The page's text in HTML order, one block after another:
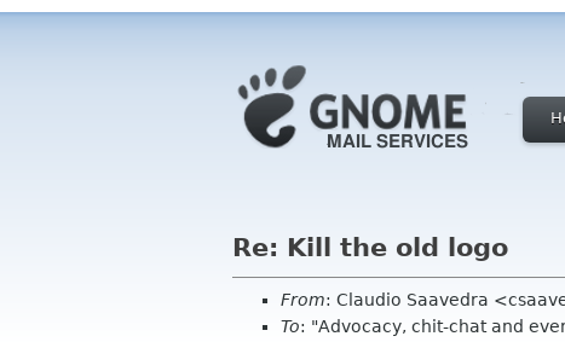
Re: Kill the old logo
From: Claudio Saavedra
To: "Advocacy, chit-chat and